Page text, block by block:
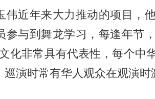
近年来大力推动的项目，
参与到舞龙学习，每逢年节
化非常具有代表性，每个中
巡演时常有华人观众在观演时